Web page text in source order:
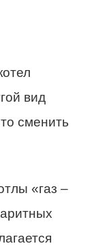
вид
сменить
«газ –